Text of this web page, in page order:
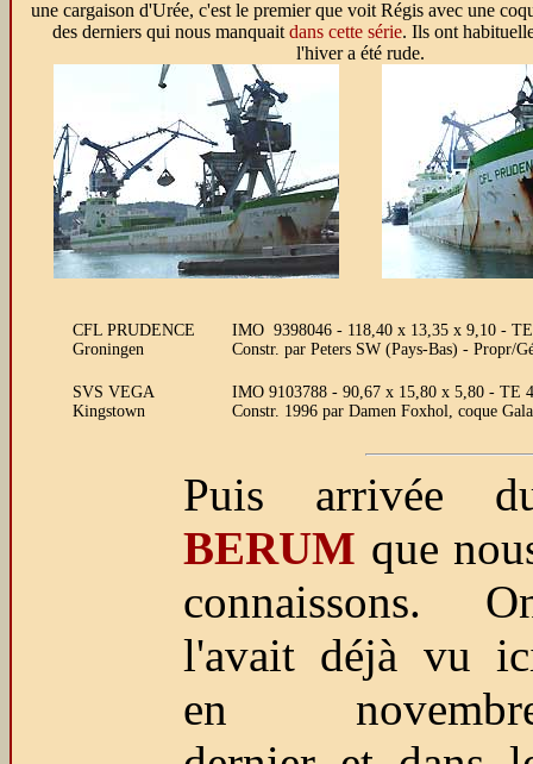
une cargaison d'Urée, c'est le premier que voit Régis avec une
des derniers qui nous manquait dans cette série. Ils ont
l'hiver a été rude.
CFL PRUDENCE
Groningen
IMO 9398046 - 118,40 x 13,35 x 9,10 -
Constr. par Peters SW (Pays-Bas) - Propr/
SVS VEGA
Kingstown
IMO 9103788 - 90,67 x 15,80 x 5,80 - TE
Constr. 1996 par Damen Foxhol, coque
Puis arrivée
BERUM que
connaissons.
l'avait déjà vu
en